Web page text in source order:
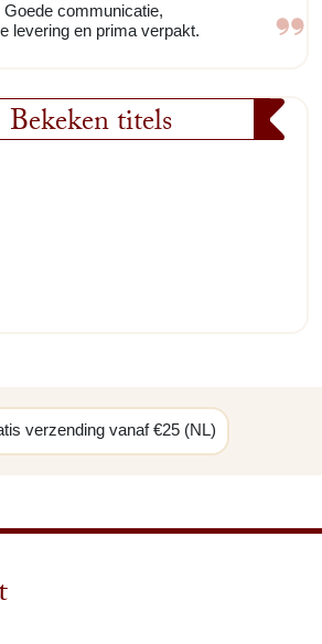
Goede communicatie,
levering en prima verpakt.
Bekeken titels
verzending vanaf €25 (NL)